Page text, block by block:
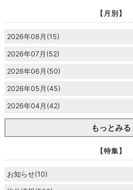
【月別】
2026年08月(15)
2026年07月(52)
2026年06月(50)
2026年05月(45)
2026年04月(42)
もっとみる
【特集】
お知らせ(10)